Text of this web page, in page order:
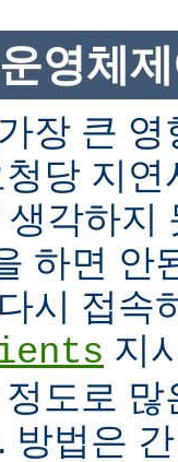
영체
장 큰
당 지
각하지
하면 안
시 접속
지
도로
방법은